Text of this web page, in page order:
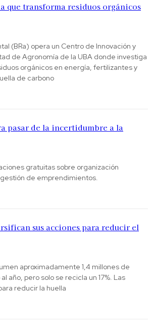
que transforma residuos orgánicos
(BRa) opera un Centro de Innovación y
de Agronomía de la UBA donde investiga
orgánicos en energía, fertilizantes y
de carbono
pasar de la incertidumbre a la
gratuitas sobre organización
de emprendimientos.
sus acciones para reducir el
aproximadamente 1,4 millones de
año, pero solo se recicla un 17%. Las
reducir la huella